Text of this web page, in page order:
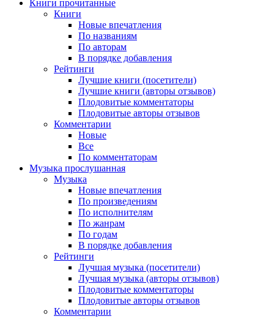
Книги прочитанные
Книги
Новые впечатления
По названиям
По авторам
В порядке добавления
Рейтинги
Лучшие книги (посетители)
Лучшие книги (авторы отзывов)
Плодовитые комментаторы
Плодовитые авторы отзывов
Комментарии
Новые
Все
По комментаторам
Музыка прослушанная
Музыка
Новые впечатления
По произведениям
По исполнителям
По жанрам
По годам
В порядке добавления
Рейтинги
Лучшая музыка (посетители)
Лучшая музыка (авторы отзывов)
Плодовитые комментаторы
Плодовитые авторы отзывов
Комментарии